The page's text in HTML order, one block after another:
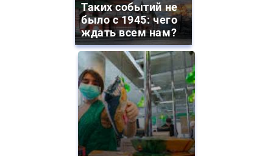
Таких событий не
было с 1945: чего
ждать всем нам?